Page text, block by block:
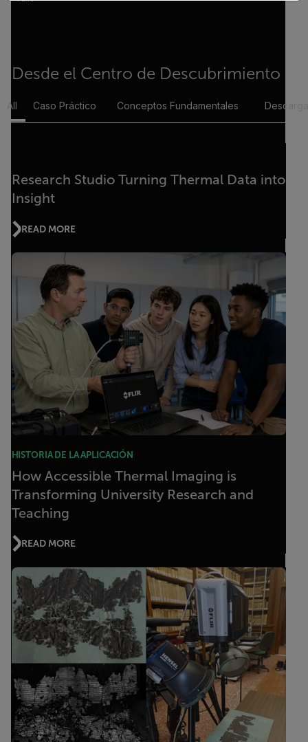
Desde el Centro de Descubrimiento
All Caso Práctico Conceptos Fundamentales
Research Studio Turning Thermal Data into
Insight
READ MORE
HISTORIA DE LA APLICACIÓN
How Accessible Thermal Imaging is
Transforming University Research and
Teaching
READ MORE